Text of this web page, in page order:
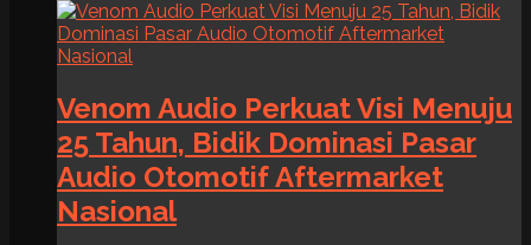
Venom Audio Perkuat Visi Menuju
25 Tahun, Bidik Dominasi Pasar
Audio Otomotif Aftermarket
Nasional